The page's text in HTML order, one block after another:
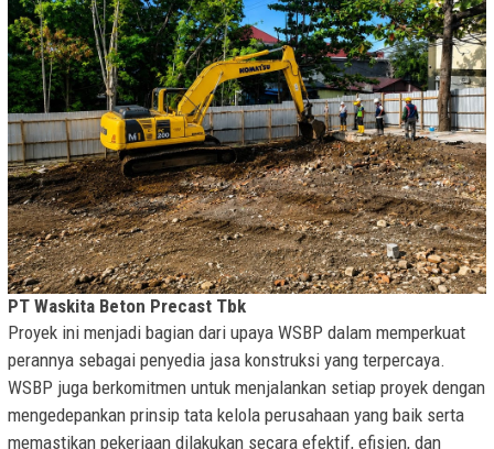
PT Waskita Beton Precast Tbk
Proyek ini menjadi bagian dari upaya WSBP dalam memperkuat
perannya sebagai penyedia jasa konstruksi yang terpercaya.
WSBP juga berkomitmen untuk menjalankan setiap proyek dengan
mengedepankan prinsip tata kelola perusahaan yang baik serta
memastikan pekerjaan dilakukan secara efektif, efisien, dan